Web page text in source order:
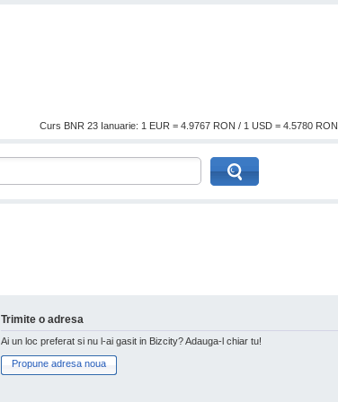
Curs BNR 23 Ianuarie: 1 EUR = 4.9767 RON / 1 USD = 4.5780 RON
Trimite o adresa
Ai un loc preferat si nu l-ai gasit in Bizcity? Adauga-l chiar tu!
Propune adresa noua